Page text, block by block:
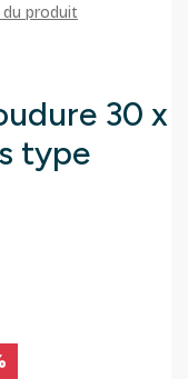
produit
30 x
type